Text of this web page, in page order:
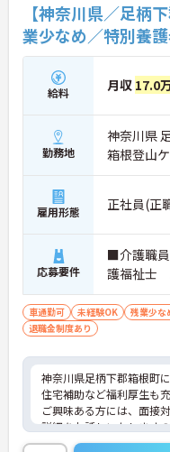
【神奈川県／足柄
業少なめ／特別養
給料 月収 17.0
勤務地
神奈川県
箱根登山
雇用形態 正社員(正
応募要件
■介護職
護福祉士
車通勤可 未経験OK 残業少な
退職金制度あり
神奈川県足柄下郡箱根町
住宅補助など福利厚生も充
ご興味ある方には、面接
詳細をお話しいたします
い！